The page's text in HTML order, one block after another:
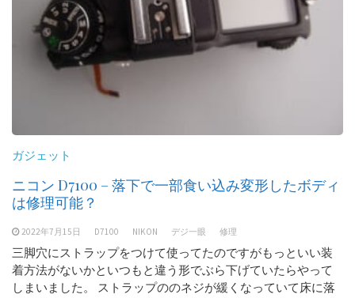
ガジェット
ニコン D7100 – 落下で一部食い込み変形したボディ
は修理可能？
2022年7月15日 D7100 NIKON デジ一眼 修理
三脚穴にストラップをつけて使ってたのですがもっといい装
着方法がないかといつもと違う形でぶら下げていたらやって
しまいました。 ストラップののネジが緩くなっていて床に落